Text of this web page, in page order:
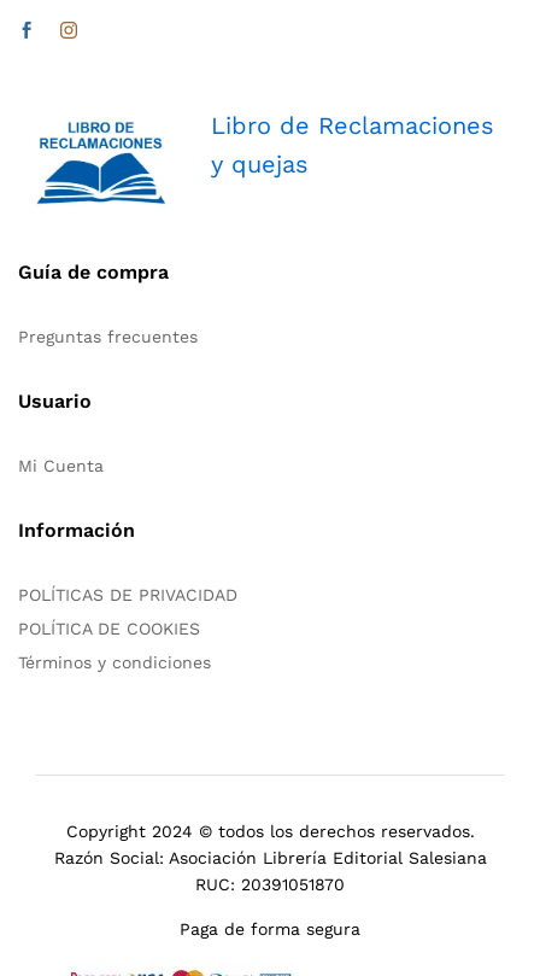
Libro de Reclamaciones
y quejas
Guía de compra
Preguntas frecuentes
Usuario
Mi Cuenta
Información
POLÍTICAS DE PRIVACIDAD
POLÍTICA DE COOKIES
Términos y condiciones
Copyright 2024 © todos los derechos reservados.
Razón Social: Asociación Librería Editorial Salesiana
RUC: 20391051870
Paga de forma segura